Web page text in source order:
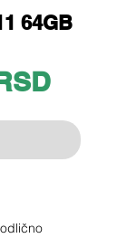
64GB
Price